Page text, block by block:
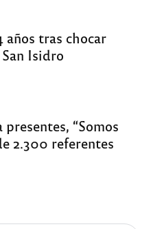
tras chocar
Isidro
“Somos
2.300 referentes